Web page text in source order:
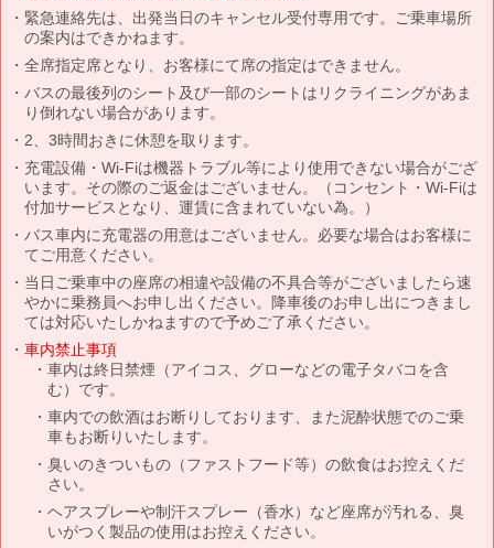
緊急連絡先は、出発当日のキャンセル受付専用です。ご乗車場所
の案内はできかねます。
全席指定席となり、お客様にて席の指定はできません。
バスの最後列のシート及び一部のシートはリクライニングがあま
り倒れない場合があります。
2、3時間おきに休憩を取ります。
充電設備・Wi-Fiは機器トラブル等により使用できない場合がござ
います。その際のご返金はございません。（コンセント・Wi-Fiは
付加サービスとなり、運賃に含まれていない為。）
バス車内に充電器の用意はございません。必要な場合はお客様に
てご用意ください。
当日ご乗車中の座席の相違や設備の不具合等がございましたら速
やかに乗務員へお申し出ください。降車後のお申し出につきまし
ては対応いたしかねますので予めご了承ください。
車内禁止事項
車内は終日禁煙（アイコス、グローなどの電子タバコを含
む）です。
車内での飲酒はお断りしております、また泥酔状態でのご乗
車もお断りいたします。
臭いのきついもの（ファストフード等）の飲食はお控えくだ
さい。
ヘアスプレーや制汗スプレー（香水）など座席が汚れる、臭
いがつく製品の使用はお控えください。